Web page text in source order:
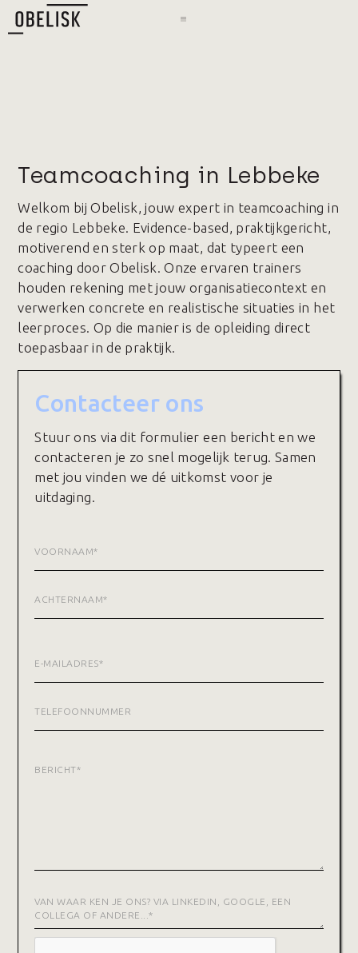
Teamcoaching in Lebbeke
Welkom bij Obelisk, jouw expert in teamcoaching in
de regio Lebbeke. Evidence-based, praktijkgericht,
motiverend en sterk op maat, dat typeert een
coaching door Obelisk. Onze ervaren trainers
houden rekening met jouw organisatiecontext en
verwerken concrete en realistische situaties in het
leerproces. Op die manier is de opleiding direct
toepasbaar in de praktijk.
Contacteer ons
Stuur ons via dit formulier een bericht en we
contacteren je zo snel mogelijk terug. Samen
met jou vinden we dé uitkomst voor je
uitdaging.